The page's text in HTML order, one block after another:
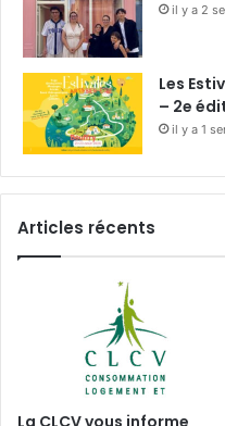
il y a 2
Les
– 2e
il y a 1
Articles récents
La CLCV vous informe